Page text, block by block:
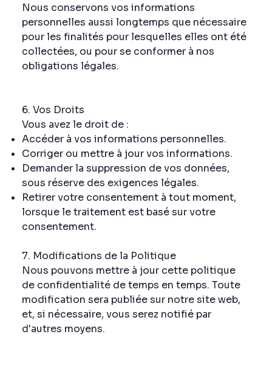
Nous conservons vos informations
personnelles aussi longtemps que nécessaire
pour les finalités pour lesquelles elles ont été
collectées, ou pour se conformer à nos
obligations légales.
6. Vos Droits
Vous avez le droit de :
Accéder à vos informations personnelles.
Corriger ou mettre à jour vos informations.
Demander la suppression de vos données,
sous réserve des exigences légales.
Retirer votre consentement à tout moment,
lorsque le traitement est basé sur votre
consentement.
7. Modifications de la Politique
Nous pouvons mettre à jour cette politique
de confidentialité de temps en temps. Toute
modification sera publiée sur notre site web,
et, si nécessaire, vous serez notifié par
d'autres moyens.